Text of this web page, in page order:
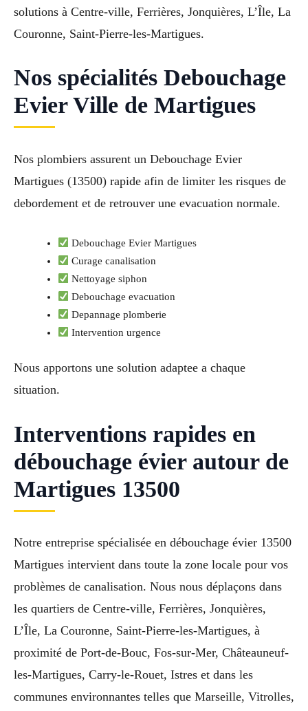
solutions à Centre-ville, Ferrières, Jonquières, L’Île, La
Couronne, Saint-Pierre-les-Martigues.
Nos spécialités Debouchage
Evier Ville de Martigues
Nos plombiers assurent un Debouchage Evier
Martigues (13500) rapide afin de limiter les risques de
debordement et de retrouver une evacuation normale.
Debouchage Evier Martigues
Curage canalisation
Nettoyage siphon
Debouchage evacuation
Depannage plomberie
Intervention urgence
Nous apportons une solution adaptee a chaque
situation.
Interventions rapides en
débouchage évier autour de
Martigues 13500
Notre entreprise spécialisée en débouchage évier 13500
Martigues intervient dans toute la zone locale pour vos
problèmes de canalisation. Nous nous déplaçons dans
les quartiers de Centre-ville, Ferrières, Jonquières,
L’Île, La Couronne, Saint-Pierre-les-Martigues, à
proximité de Port-de-Bouc, Fos-sur-Mer, Châteauneuf-
les-Martigues, Carry-le-Rouet, Istres et dans les
communes environnantes telles que Marseille, Vitrolles,